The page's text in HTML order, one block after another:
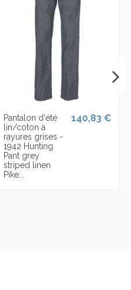
Pantalon d'été
lin/coton à
rayures grises -
1942 Hunting
Pant grey
striped linen
Pike...
140,83 €